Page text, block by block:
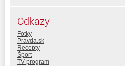
Odkazy
Fotky
Pravda.sk
Recepty
Šport
TV program